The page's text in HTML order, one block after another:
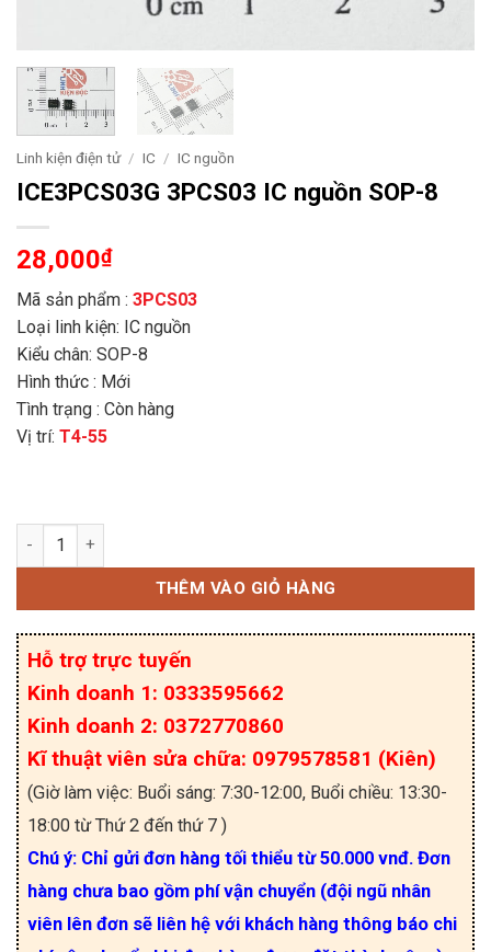
Linh kiện điện tử / IC / IC nguồn
ICE3PCS03G 3PCS03 IC nguồn SOP-8
28,000₫
Mã sản phẩm : 3PCS03
Loại linh kiện: IC nguồn
Kiểu chân: SOP-8
Hình thức : Mới
Tình trạng : Còn hàng
Vị trí: T4-55
ICE3PCS03G 3PCS03 IC nguồn SOP-8 số lượng
THÊM VÀO GIỎ HÀNG
Hỗ trợ trực tuyến
Kinh doanh 1: 0333595662
Kinh doanh 2: 0372770860
Kĩ thuật viên sửa chữa: 0979578581 (Kiên)
(Giờ làm việc: Buổi sáng: 7:30-12:00, Buổi chiều: 13:30-
18:00 từ Thứ 2 đến thứ 7 )
Chú ý: Chỉ gửi đơn hàng tối thiểu từ 50.000 vnđ. Đơn
hàng chưa bao gồm phí vận chuyển (đội ngũ nhân
viên lên đơn sẽ liên hệ với khách hàng thông báo chi